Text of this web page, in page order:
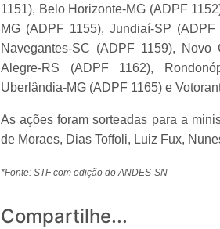
1151), Belo Horizonte-MG (ADPF
MG (ADPF 1155), Jundiaí-SP
Navegantes-SC (ADPF 1159),
Alegre-RS (ADPF 1162),
Uberlândia-MG (ADPF 1165) e
As ações foram sorteadas para a
de Moraes, Dias Toffoli, Luiz Fux,
*Fonte: STF com edição do ANDES-SN
Compartilhe...